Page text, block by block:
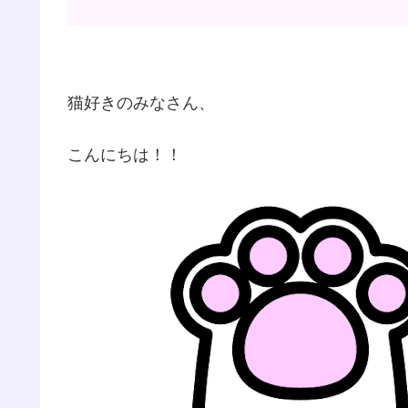
猫好きのみなさん、
こんにちは！！